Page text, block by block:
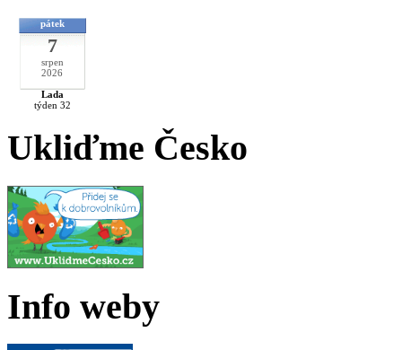
pátek
7
srpen
2026
Lada
týden 32
Ukliďme Česko
Info weby